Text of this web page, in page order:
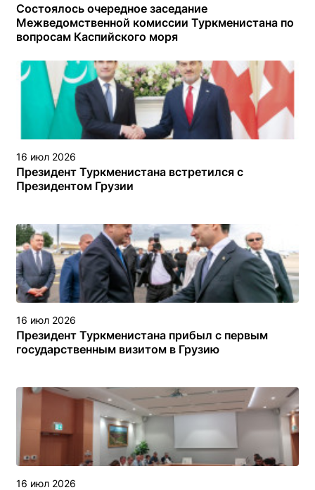
Состоялось очередное заседание
Межведомственной комиссии Туркменистана по
вопросам Каспийского моря
16 июл 2026
Президент Туркменистана встретился с
Президентом Грузии
16 июл 2026
Президент Туркменистана прибыл с первым
государственным визитом в Грузию
16 июл 2026